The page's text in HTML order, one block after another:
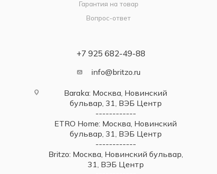
Гарантия на товар
Вопрос-ответ
+7 925 682-49-88
info@britzo.ru
Baraka: Москва, Новинский
бульвар, 31, ВЭБ Центр
------------
ETRO Home: Москва, Новинский
бульвар, 31, ВЭБ Центр
------------
Britzo: Москва, Новинский бульвар,
31, ВЭБ Центр